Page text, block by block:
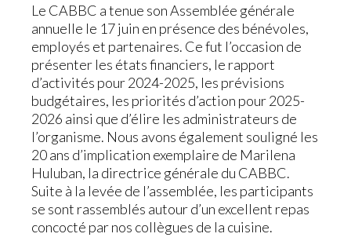
Le CABBC a tenue son Assemblée générale
annuelle le 17 juin en présence des bénévoles,
employés et partenaires. Ce fut l’occasion de
présenter les états financiers, le rapport
d’activités pour 2024-2025, les prévisions
budgétaires, les priorités d’action pour 2025-
2026 ainsi que d’élire les administrateurs de
l’organisme. Nous avons également souligné les
20 ans d’implication exemplaire de Marilena
Huluban, la directrice générale du CABBC.
Suite à la levée de l’assemblée, les participants
se sont rassemblés autour d’un excellent repas
concocté par nos collègues de la cuisine.